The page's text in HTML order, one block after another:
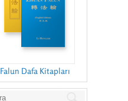
Falun Dafa Kitapları